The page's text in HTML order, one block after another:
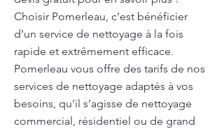
Choisir Pomerleau, c’est bénéficier
d’un service de nettoyage à la fois
rapide et extrêmement efficace.
Pomerleau vous offre des tarifs de nos
services de nettoyage adaptés à vos
besoins, qu’il s’agisse de nettoyage
commercial, résidentiel ou de grand